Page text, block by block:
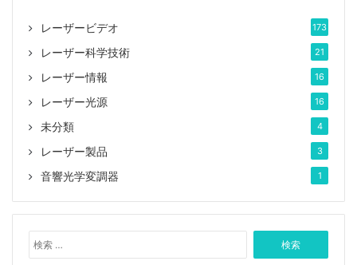
レーザービデオ 173
レーザー科学技術 21
レーザー情報 16
レーザー光源 16
未分類 4
レーザー製品 3
音響光学変調器 1
索